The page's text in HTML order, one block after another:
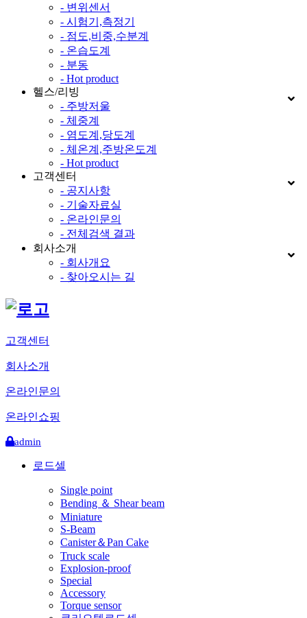
- 변위센서
- 시험기,측정기
- 점도,비중,수분계
- 온습도계
- 분동
- Hot product
헬스/리빙
- 주방저울
- 체중계
- 염도계,당도계
- 체온계,주방온도계
- Hot product
고객센터
- 공지사항
- 기술자료실
- 온라인문의
- 전체검색 결과
회사소개
- 회사개요
- 찾아오시는 길
고객센터
회사소개
온라인문의
온라인쇼핑
admin
로드셀
Single point
Bending ＆ Shear beam
Miniature
S-Beam
Canister＆Pan Cake
Truck scale
Explosion-proof
Special
Accessory
Torque sensor